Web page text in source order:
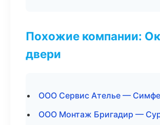
Похожие компании:
двери
ООО Сервис Ателье —
ООО Монтаж Бригадир —